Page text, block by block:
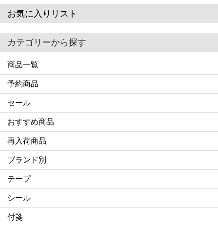
お気に入りリスト
カテゴリーから探す
商品一覧
予約商品
セール
おすすめ商品
再入荷商品
ブランド別
テープ
シール
付箋